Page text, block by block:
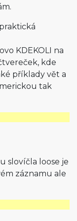
KDEKOLI na
kde
příklady vět a
tak
slovíčla loose je
záznamu ale